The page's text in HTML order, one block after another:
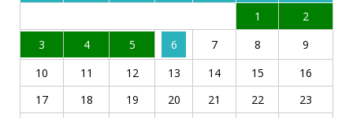
1
2
3
4 5 6 7 8
9
10
11 12 13 14 15
16
17
18 19 20 21 22
23